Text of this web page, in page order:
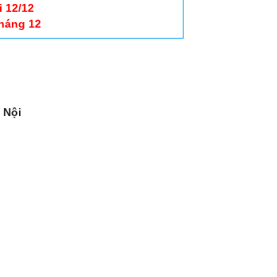
12/12
12
Nội